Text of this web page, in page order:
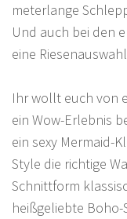
meterlange
Und auch bei den
eine
Ihr wollt euch von
ein Wow-Erlebnis
ein sexy Mermaid-
Style die richtige
Schnittform
heißgeliebte